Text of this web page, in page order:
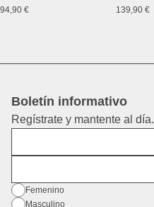
94,90 €
139,90 €
Boletín informativo
Regístrate y mantente al día.
Género
Femenino
Masculino